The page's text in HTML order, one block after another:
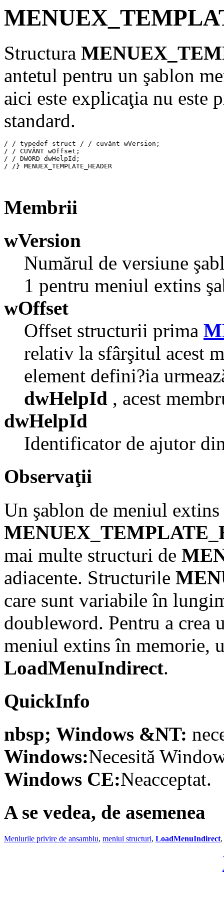
Structura
antetul pentru un şablon
aici este explicaţia nu este
standard.
/ / typedef struct / / cuvânt wVersion;
/ / CUVÂNT wOffset;
/ / DWORD dwHelpId;
/ /} MENUEX_TEMPLATE_HEADER
Membrii
wVersion
Numărul de versiune
1 pentru meniul extins
wOffset
Offset structurii prima
relativ la sfârşitul acest
element defini?ia
dwHelpId , acest
dwHelpId
Identificator de ajutor
Observaţii
Un şablon de meniul
mai multe structuri de
adiacente. Structurile
care sunt variabile în
doubleword. Pentru a crea
meniul extins în memorie,
LoadMenuIndirect.
QuickInfo
nbsp; Windows &NT:
Windows:Necesită
Windows CE:Neacceptat.
A se vedea, de asemenea
Meniurile privire de ansamblu, meniul structuri, LoadMenuIndirect,